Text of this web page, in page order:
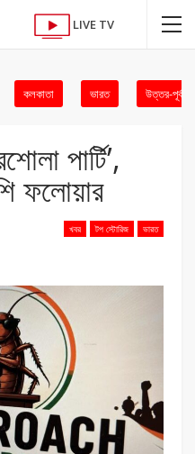
LIVE TV
কলকাতা ভারত উত্তর-পূর্ব
পার্টি’,
ফলোয়ার
খবর টপ স্টোরিজ ভারত